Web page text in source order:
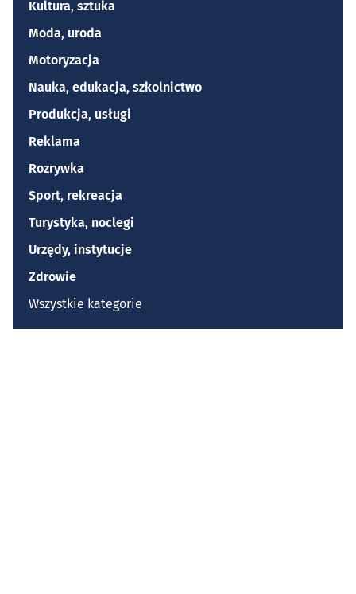
Kultura, sztuka
Moda, uroda
Motoryzacja
Nauka, edukacja, szkolnictwo
Produkcja, usługi
Reklama
Rozrywka
Sport, rekreacja
Turystyka, noclegi
Urzędy, instytucje
Zdrowie
Wszystkie kategorie